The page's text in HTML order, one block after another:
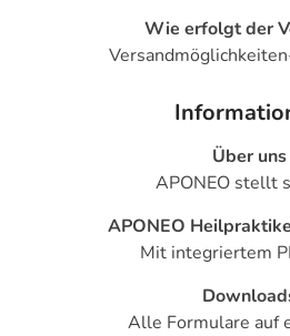
Wie erfolgt der
Über uns
APONEO stellt
APONEO
Mit integriertem
Alle Formulare auf